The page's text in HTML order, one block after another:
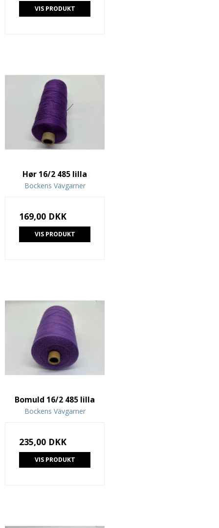
VIS PRODUKT
Hør 16/2 485 lilla
Bockens Vävgarner
169,00 DKK
VIS PRODUKT
Bomuld 16/2 485 lilla
Bockens Vävgarner
235,00 DKK
VIS PRODUKT